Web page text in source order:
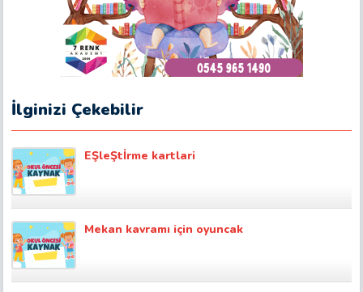
İlginizi Çekebilir
EŞleŞtİrme kartlari
Mekan kavramı için oyuncak